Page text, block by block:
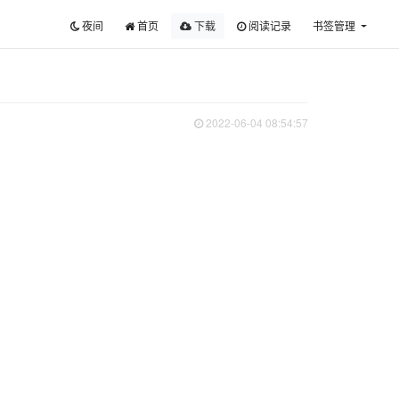
夜间 首页 下载 阅读记录 书签管理
2022-06-04 08:54:57